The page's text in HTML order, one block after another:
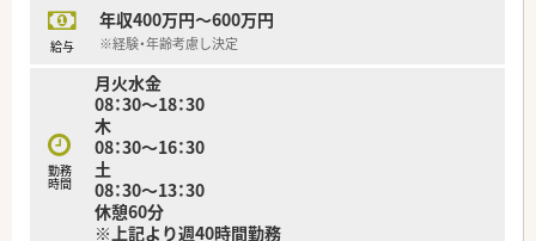
給与
年収400万円～600万円
※経験・年齢考慮し決定
勤務
時間
月火水金
08：30～18：30
木
08：30～16：30
土
08：30～13：30
休憩60分
※上記より週40時間勤務